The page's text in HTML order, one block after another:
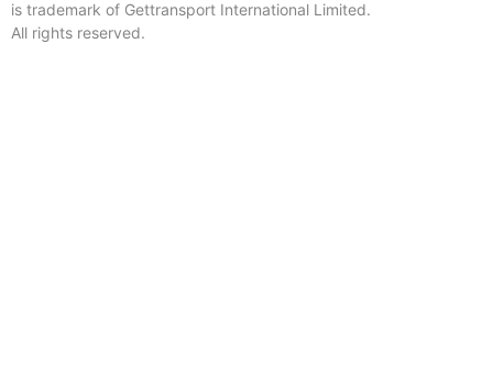
is trademark of Gettransport International Limited.
All rights reserved.